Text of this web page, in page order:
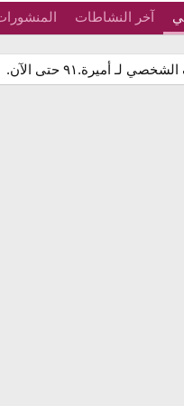
آخر النشاطات
لـ أميرة.٩١ حتى الآن.